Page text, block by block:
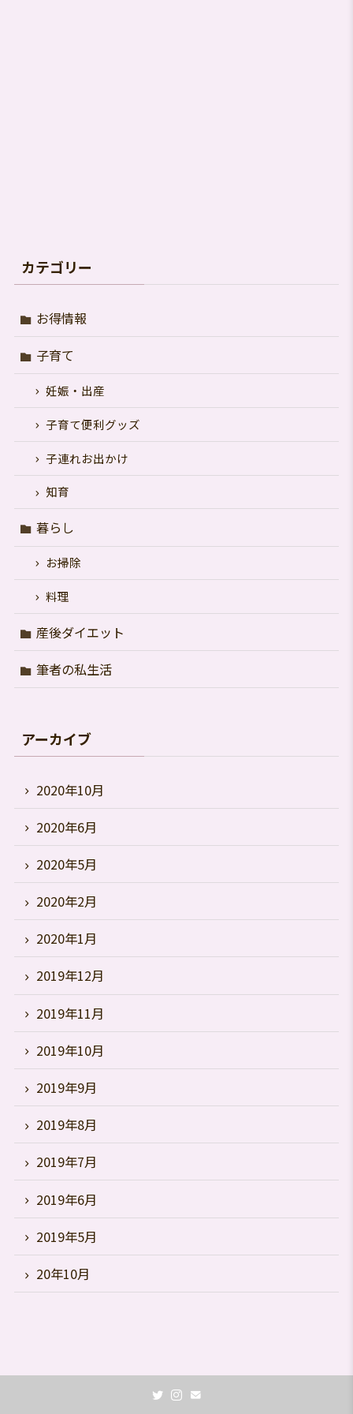
カテゴリー
お得情報
子育て
妊娠・出産
子育て便利グッズ
子連れお出かけ
知育
暮らし
お掃除
料理
産後ダイエット
筆者の私生活
アーカイブ
2020年10月
2020年6月
2020年5月
2020年2月
2020年1月
2019年12月
2019年11月
2019年10月
2019年9月
2019年8月
2019年7月
2019年6月
2019年5月
20年10月